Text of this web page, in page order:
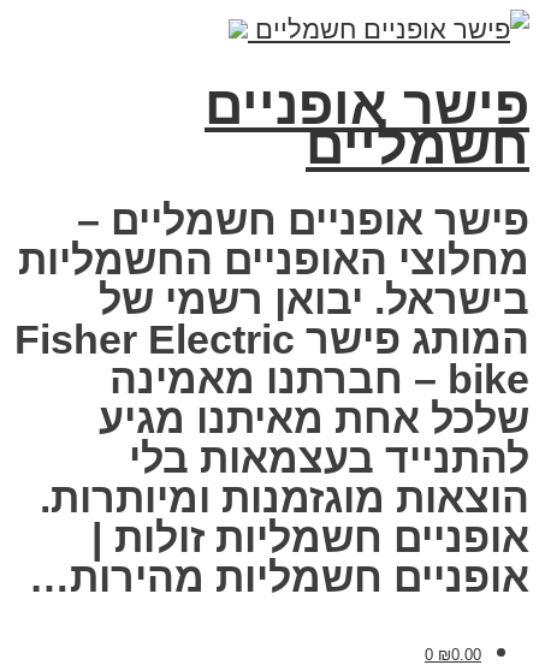
פישר אופניים
חשמליים
פישר אופניים חשמליים –
מחלוצי האופניים החשמליות
בישראל. יבואן רשמי של
המותג פישר Fisher Electric
bike – חברתנו מאמינה
שלכל אחת מאיתנו מגיע
להתנייד בעצמאות בלי
הוצאות מוגזמנות ומיותרות.
אופניים חשמליות זולות |
אופניים חשמליות מהירות…
₪0.00
0